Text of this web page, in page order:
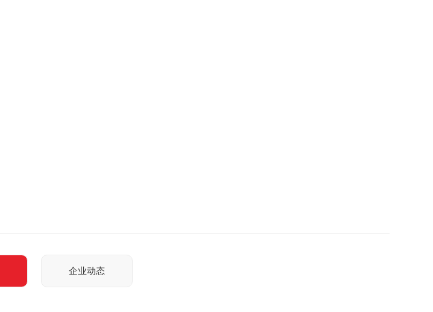
企业动态